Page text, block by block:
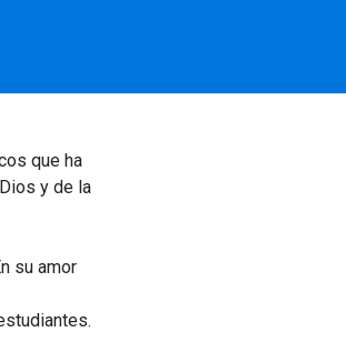
que ha
y de la
su amor